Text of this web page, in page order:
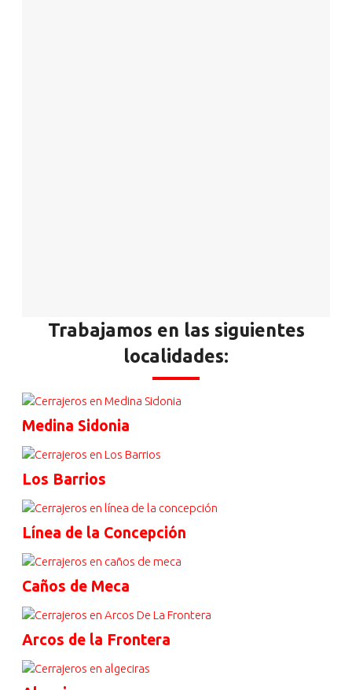
Trabajamos en las siguientes
localidades:
Medina Sidonia
Los Barrios
Línea de la Concepción
Caños de Meca
Arcos de la Frontera